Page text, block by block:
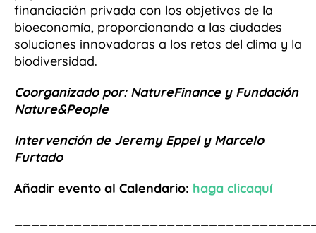
financiación privada con los objetivos de la
bioeconomía, proporcionando a las ciudades
soluciones innovadoras a los retos del clima y la
biodiversidad.
Coorganizado por: NatureFinance y Fundación
Nature&People
Intervención de Jeremy Eppel y Marcelo
Furtado
Añadir evento al Calendario: haga clicaquí